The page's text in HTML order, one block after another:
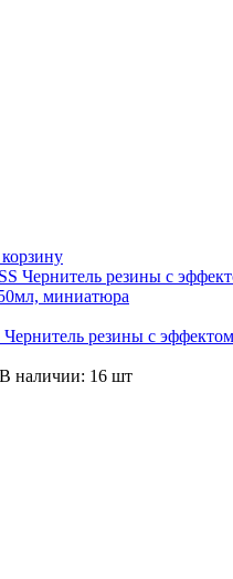
резины с
В наличии: 16 шт